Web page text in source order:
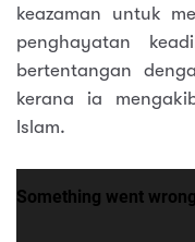
keazaman untuk
penghayatan
bertentangan
kerana ia
Islam.